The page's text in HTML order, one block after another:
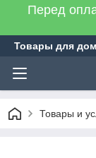
Перед
Товары для
Товары и